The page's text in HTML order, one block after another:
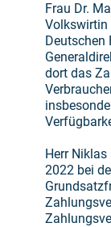
Frau Dr.
Volkswirtin
Deutschen
dort das
Herr
2022 bei